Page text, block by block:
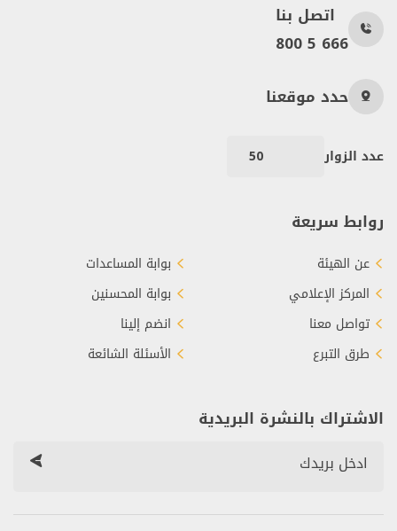
اتصل بنا
800 5 666
حدد موقعنا
عدد الزوار 50
روابط سريعة
عن الهيئة
المركز الإعلامي
تواصل معنا
طرق التبرع
بوابة المساعدات
بوابة المحسنين
انضم إلينا
الأسئلة الشائعة
الاشتراك بالنشرة البريدية